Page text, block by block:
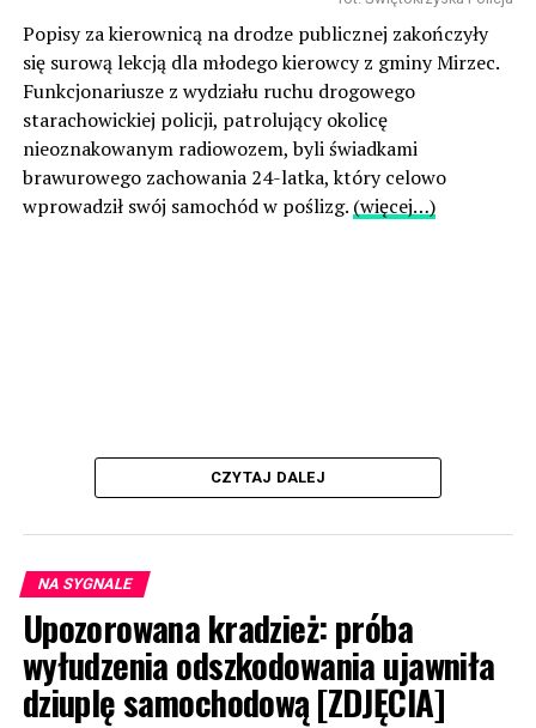
Popisy za kierownicą na drodze publicznej zakończyły
się surową lekcją dla młodego kierowcy z gminy Mirzec.
Funkcjonariusze z wydziału ruchu drogowego
starachowickiej policji, patrolujący okolicę
nieoznakowanym radiowozem, byli świadkami
brawurowego zachowania 24-latka, który celowo
wprowadził swój samochód w poślizg. (więcej…)
CZYTAJ DALEJ
NA SYGNALE
Upozorowana kradzież: próba
wyłudzenia odszkodowania ujawniła
dziuplę samochodową [ZDJĘCIA]